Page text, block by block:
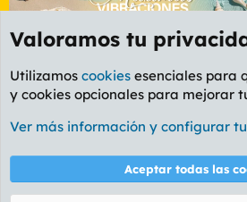
Foro General
Cookies
PL OLDSTYLE
Términos y reglas
Valoramos tu
Utilizamos cookies esenciales para
y cookies opcionales para mejorar
Ver más información y configurar
Aceptar todas las